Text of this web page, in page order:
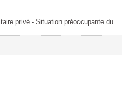
privé - Situation préoccupante du